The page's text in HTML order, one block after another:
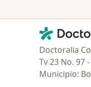
Doctoralia -
Doctoralia
Tv 23 No. 97
Municipio: